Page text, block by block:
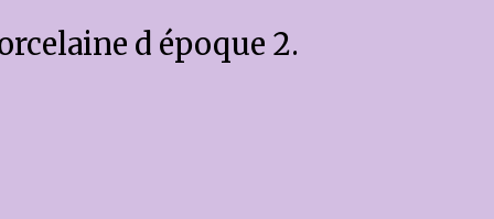
d époque 2.